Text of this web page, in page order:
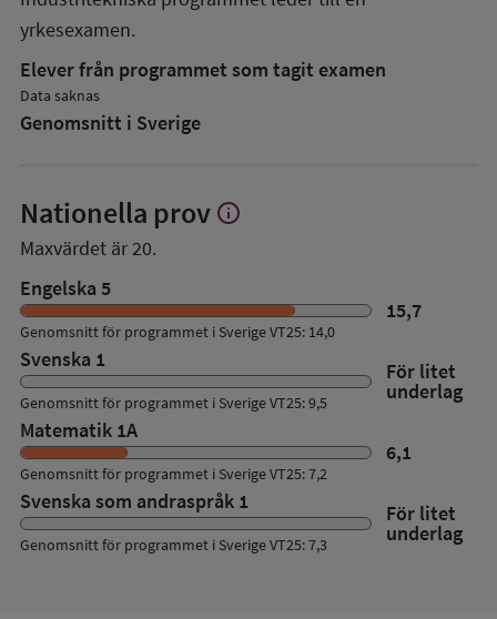
yrkesexamen.
Elever från programmet som tagit examen
Data saknas
Genomsnitt i Sverige
Nationella prov Visa
prov
info
Maxvärdet är 20.
Engelska 5
15,7
Genomsnitt för programmet i Sverige VT25: 14,0
Svenska 1 För litet
underlag
Genomsnitt för programmet i Sverige VT25: 9,5
Matematik 1A
6,1
Genomsnitt för programmet i Sverige VT25: 7,2
Svenska som andraspråk 1 För litet
underlag
Genomsnitt för programmet i Sverige VT25: 7,3